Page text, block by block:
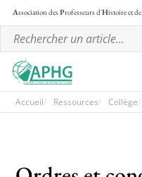
Association desProfesseurs d'Histoire et
Les
Accueil Ressources Collège